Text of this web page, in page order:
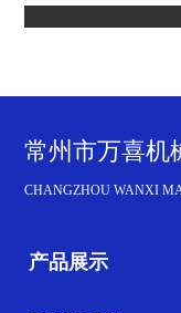
常州市万喜机
CHANGZHOU WANXI
产品展示